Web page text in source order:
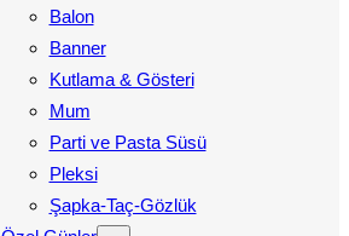
Balon
Banner
Kutlama & Gösteri
Mum
Parti ve Pasta Süsü
Pleksi
Şapka-Taç-Gözlük